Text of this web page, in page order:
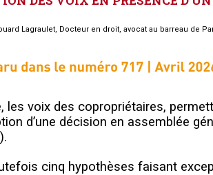
Lagraulet, Docteur en droit, avocat au barreau de
les voix des copropriétaires,
d’une décision en assemblée
cinq hypothèses faisant